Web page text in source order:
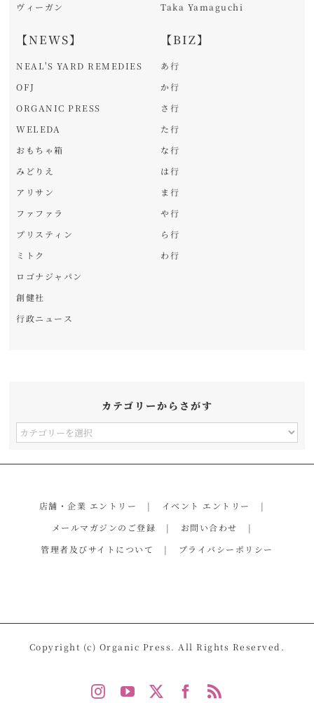
ヴィーガン
【NEWS】
NEAL'S YARD REMEDIES
OFJ
ORGANIC PRESS
WELEDA
おもちゃ箱
みどりえ
アリサン
ファファラ
プリスティン
ミトク
ロゴナジャパン
創健社
行政ニュース
Taka Yamaguchi
【BIZ】
あ行
か行
さ行
た行
な行
は行
ま行
や行
ら行
わ行
カテゴリーからさがす
カ
す
店舗・企業 エントリー
イベント エントリー
メールマガジンのご登録
お問い合わせ
管理者及びサイトについて
プライバシーポリシー
Copyright (c) Organic Press. All Rights Reserved.
InstagramYouTube Facebook